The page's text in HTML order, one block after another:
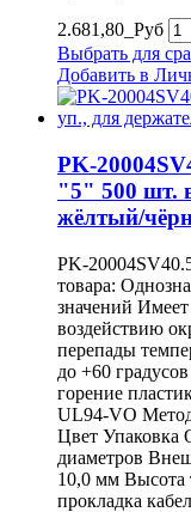
2.681,80_Руб
Выбрать для
Добавить в
PK-
"5" 500 шт.
жёлтый/
PK-
товара:
значений
воздействию
перепады
до +60
горение
UL94-VO Метод
Цвет Упаковка
диаметров
10,0 мм Высота
прокладка